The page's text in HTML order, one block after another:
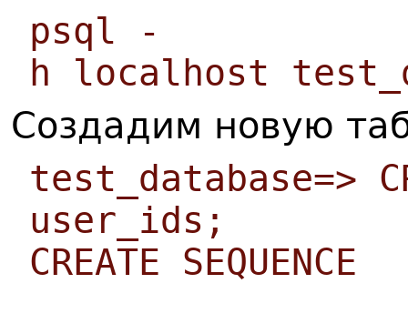
psql -
h localhost
Создадим новую
test_database=>
user_ids;
CREATE SEQUENCE